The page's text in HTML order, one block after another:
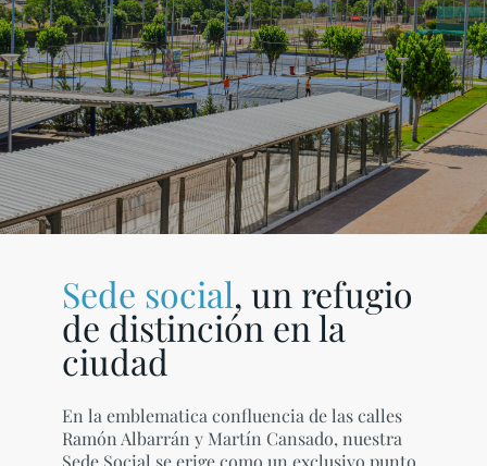
Sede social, un refugio
de distinción en la
ciudad
En la emblematica confluencia de las calles
Ramón Albarrán y Martín Cansado, nuestra
Sede Social se erige como un exclusivo punto